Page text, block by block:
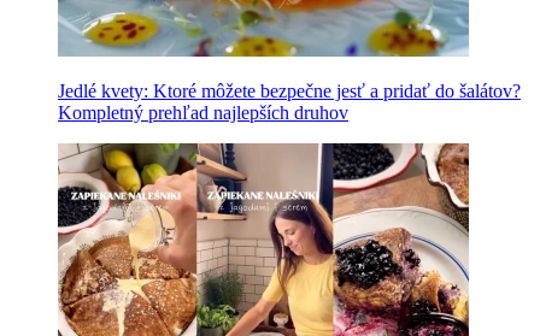
Jedlé kvety: Ktoré môžete bezpečne jesť a pridať do šalátov?
Kompletný prehľad najlepších druhov